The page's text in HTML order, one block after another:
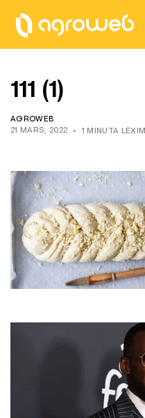
111 (1)
AGROWEB
21 MARS, 2022
1 MINUTA LEXIM